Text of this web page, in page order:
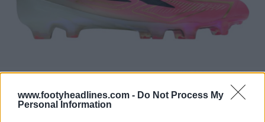
www.footyheadlines.com - Do Not Process My
Personal Information